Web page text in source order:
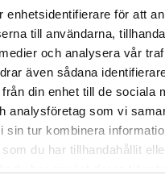
enhetsidentifierare för att
till användarna,
och analysera vår
även sådana
din enhet till de sociala
analysföretag som vi
sin tur kombinera
du har tillhandahållit
resebeskrivningen
och rum